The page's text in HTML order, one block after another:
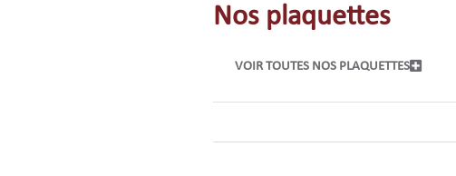
Nos plaquettes
VOIR TOUTES NOS PLAQUETTES